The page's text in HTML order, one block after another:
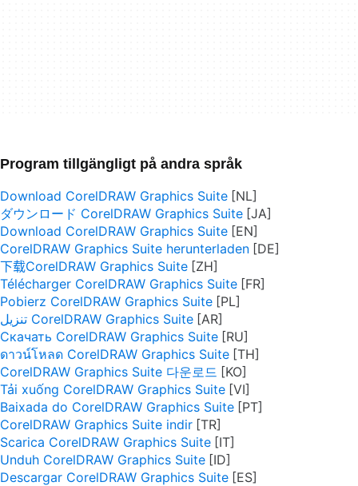
Program tillgängligt på andra språk
Download CorelDRAW Graphics Suite
ダウンロード CorelDRAW Graphics Suite
Download CorelDRAW Graphics Suite
CorelDRAW Graphics Suite herunterladen
下载CorelDRAW Graphics Suite
Télécharger CorelDRAW Graphics Suite
Pobierz CorelDRAW Graphics Suite
تنزيل CorelDRAW Graphics Suite
Скачать CorelDRAW Graphics Suite
ดาวน์โหลด CorelDRAW Graphics Suite
CorelDRAW Graphics Suite 다운로드
Tải xuống CorelDRAW Graphics Suite
Baixada do CorelDRAW Graphics Suite
CorelDRAW Graphics Suite indir
Scarica CorelDRAW Graphics Suite
Unduh CorelDRAW Graphics Suite
Descargar CorelDRAW Graphics Suite